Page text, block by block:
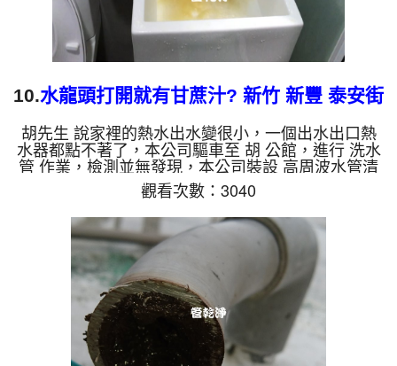
10.水龍頭打開就有甘蔗汁? 新竹 新豐 泰安街
洗水管
胡先生 說家裡的熱水出水變很小，一個出水出口熱
水器都點不著了，本公司驅車至 胡 公館，進行 洗水
管 作業，檢測並無發現，本公司裝設 高周波水管清
洗機，灌入 檸檬酸 至水管，等了約15分，開啟 水管
清洗機 ，啟動 螺旋波 模式，剛洗水管就噴出黃色髒
水，看起來跟甘蔗汁一樣，如影片，兩個多小時後，
出水變乾淨熱水出水量恢復了。 如是自來水，如水
管老化，會產生鐵鏽跟泥沙堆積，洗出來的水就會是
咖啡色，地下水含有氧化錳，管壁上會結成黑色管
垢，洗出來的水會跟石油一樣黑，有些洗出綠色的
水，是因為裡面有銅的物...
觀看次數：3040